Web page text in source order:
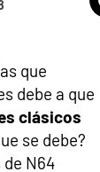
que
debe a que
clásicos
se debe?
N64